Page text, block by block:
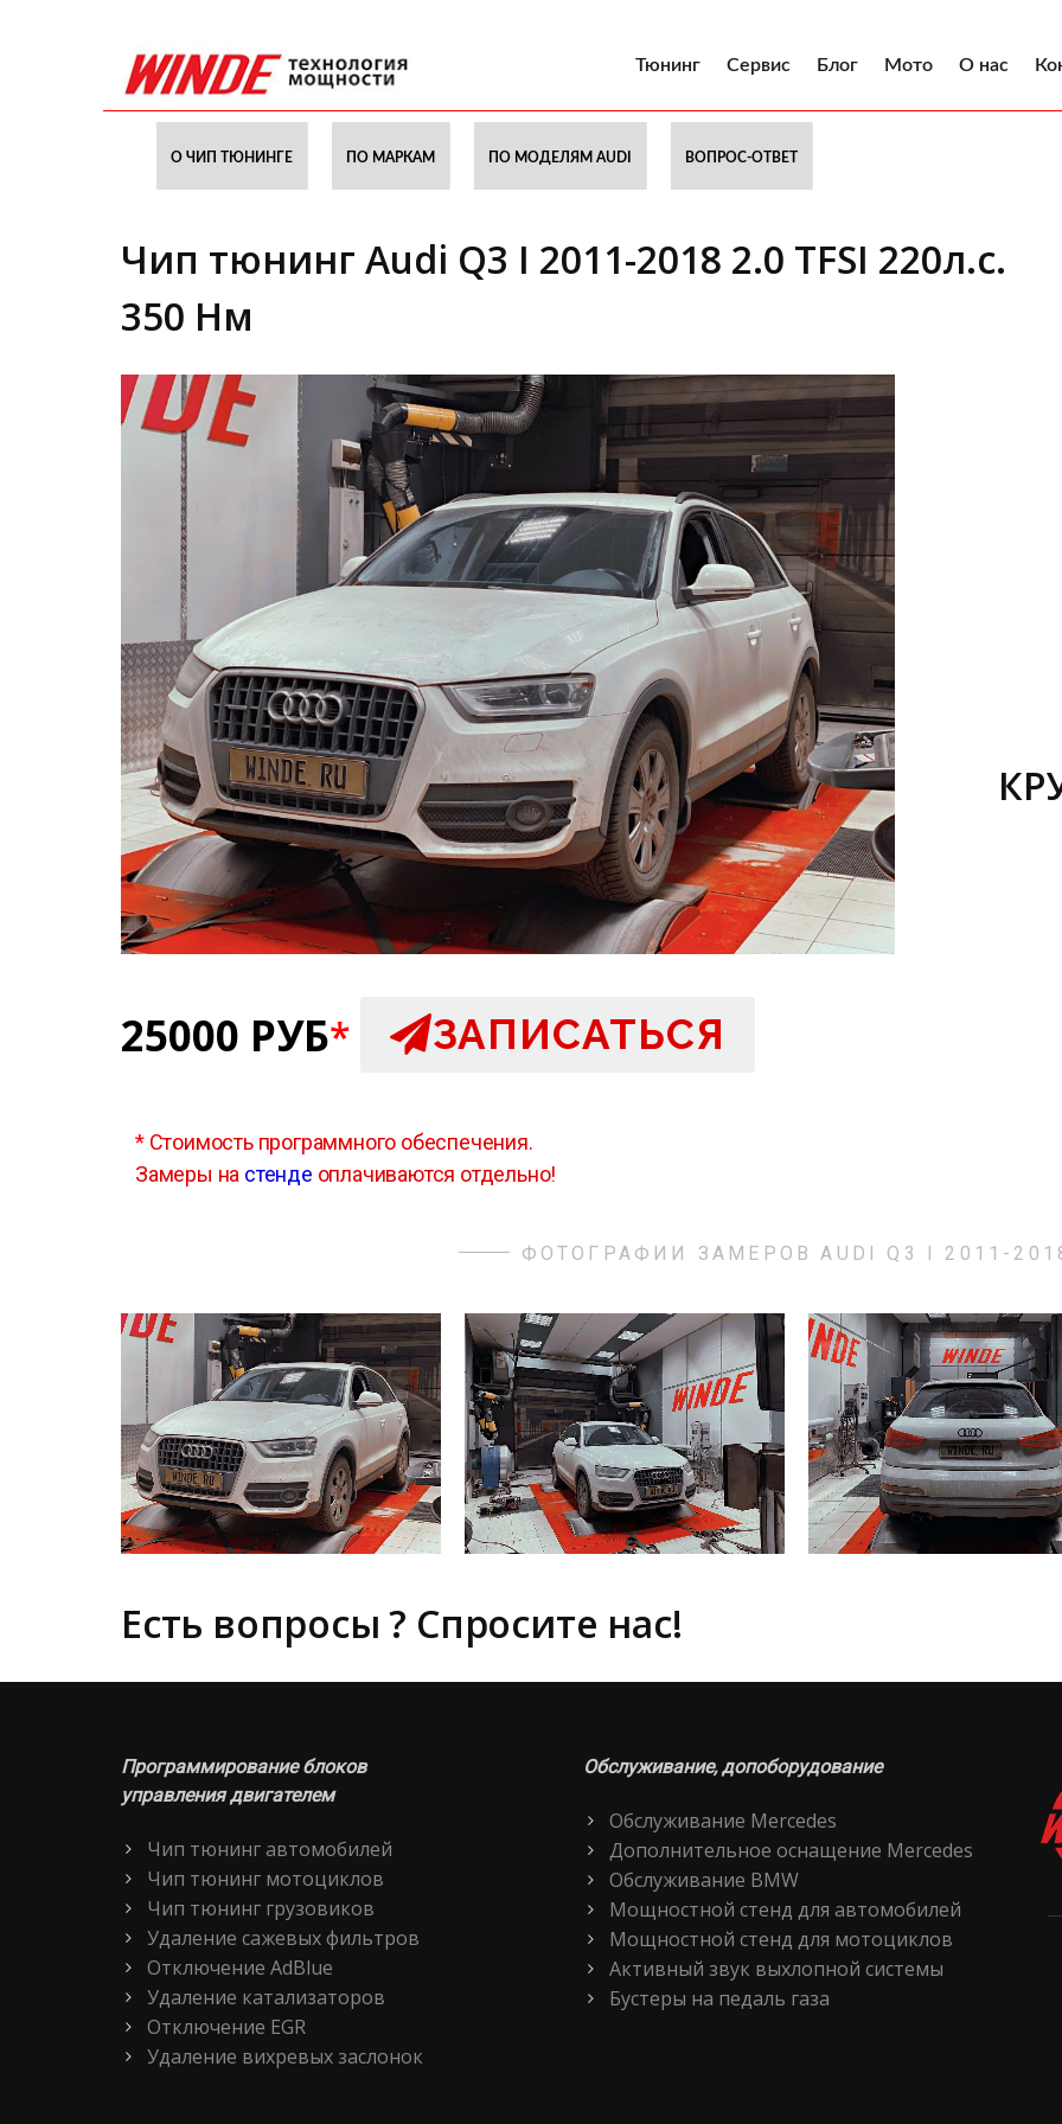
Тюнинг Сервис Блог Мото О нас
О ЧИП ТЮНИНГЕ ПО МАРКАМ ПО МОДЕЛЯМ AUDI ВОПРОС-ОТВЕТ
Чип тюнинг Audi Q3 I 2011-2018 2.0 TFSI 220л.с.
350 Нм
25000 РУБ* ЗАПИСАТЬСЯ
*Стоимость программного обеспечения.
Замеры на стенде оплачиваются отдельно!
ФОТОГРАФИИ ЗАМЕРОВ AUDI Q3 I 2011-
Есть вопросы ? Спросите нас!
Программирование блоков
управления двигателем
Чип тюнинг автомобилей
Чип тюнинг мотоциклов
Чип тюнинг грузовиков
Удаление сажевых фильтров
Отключение AdBlue
Удаление катализаторов
Отключение EGR
Удаление вихревых заслонок
Обслуживание, допоборудование
Обслуживание Mercedes
Дополнительное оснащение Mercedes
Обслуживание BMW
Мощностной стенд для автомобилей
Мощностной стенд для мотоциклов
Активный звук выхлопной системы
Бустеры на педаль газа